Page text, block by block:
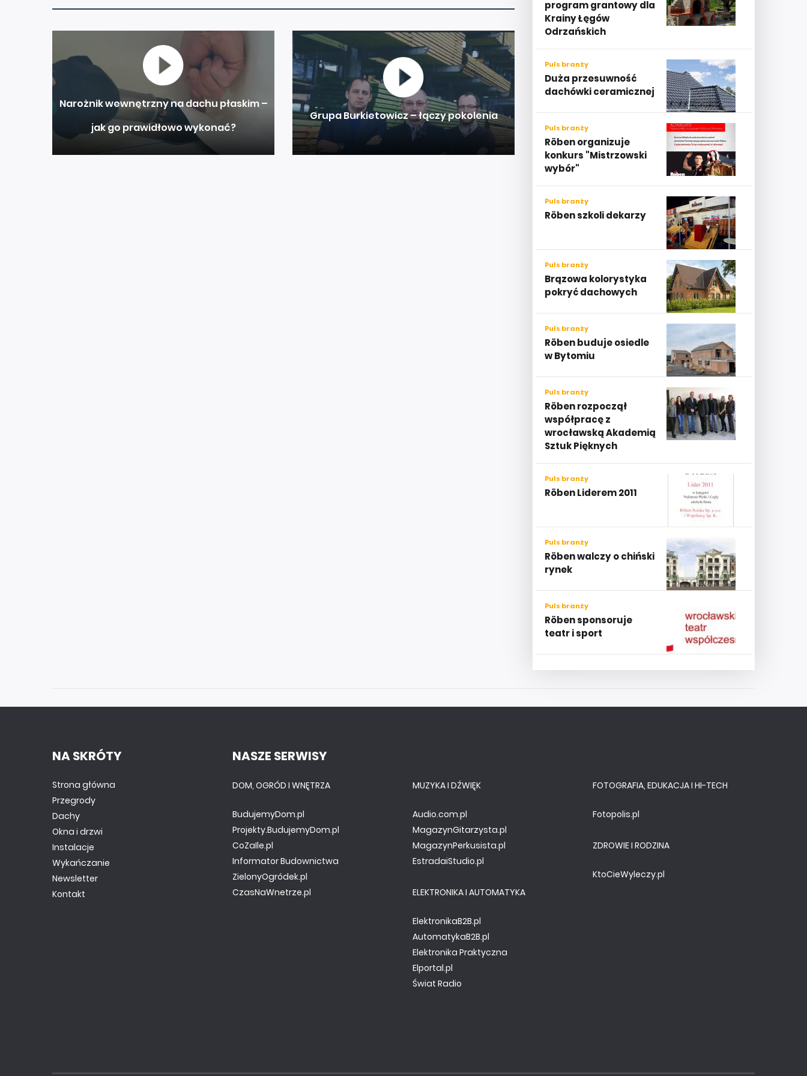
Narożnik wewnętrzny na dachu płaskim –
jak go prawidłowo wykonać?
Grupa Burkietowicz – łączy pokolenia
program grantowy dla
Krainy Łęgów
Odrzańskich
Puls branży
Duża przesuwność
dachówki ceramicznej
Puls branży
Röben organizuje
konkurs "Mistrzowski
wybór"
Puls branży
Röben szkoli dekarzy
Puls branży
Brązowa kolorystyka
pokryć dachowych
Puls branży
Röben buduje osiedle
w Bytomiu
Puls branży
Röben rozpoczął
współpracę z
wrocławską Akademią
Sztuk Pięknych
Puls branży
Röben Liderem 2011
Puls branży
Röben walczy o chiński
rynek
Puls branży
Röben sponsoruje
teatr i sport
NA SKRÓTY
Strona główna
Przegrody
Dachy
Okna i drzwi
Instalacje
Wykańczanie
Newsletter
Kontakt
NASZE SERWISY
DOM, OGRÓD I WNĘTRZA
BudujemyDom.pl
Projekty.BudujemyDom.pl
CoZaIle.pl
Informator Budownictwa
ZielonyOgródek.pl
CzasNaWnetrze.pl
MUZYKA I DŹWIĘK
Audio.com.pl
MagazynGitarzysta.pl
MagazynPerkusista.pl
EstradaiStudio.pl
ELEKTRONIKA I AUTOMATYKA
ElektronikaB2B.pl
AutomatykaB2B.pl
Elektronika Praktyczna
Elportal.pl
Świat Radio
FOTOGRAFIA, EDUKACJA I HI-TECH
Fotopolis.pl
ZDROWIE I RODZINA
KtoCieWyleczy.pl